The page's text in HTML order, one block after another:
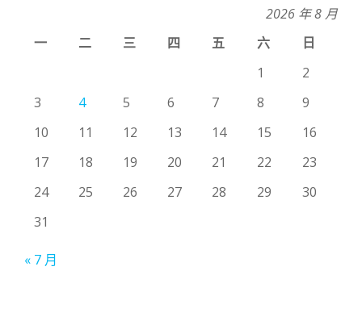
2026 年 8 月
一
二 三 四 五 六
日
1
2
3
4 5 6 7 8
9
10
11 12 13 14 15
16
17
18 19 20 21 22
23
24
25 26 27 28 29
30
31
« 7 月